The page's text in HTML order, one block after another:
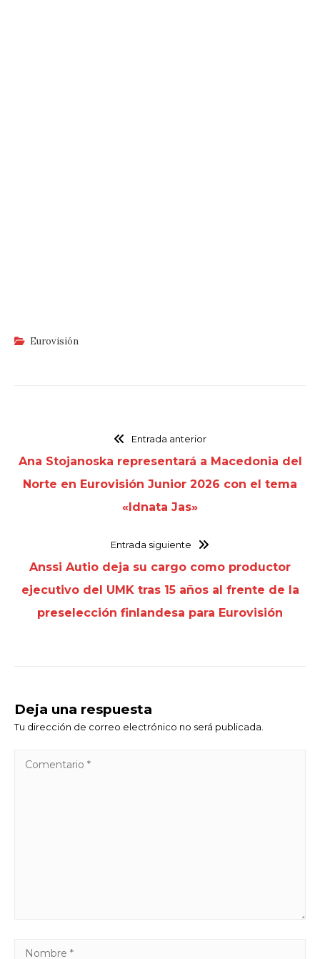
Eurovisión
Entrada anterior
Ana Stojanoska representará a Macedonia del
Norte en Eurovisión Junior 2026 con el tema
«Idnata Jas»
Entrada siguiente
Anssi Autio deja su cargo como productor
ejecutivo del UMK tras 15 años al frente de la
preselección finlandesa para Eurovisión
Deja una respuesta
Tu dirección de correo electrónico no será publicada.